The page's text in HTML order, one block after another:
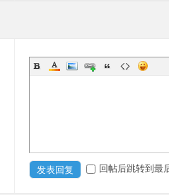
发表回复 回帖后跳转到最